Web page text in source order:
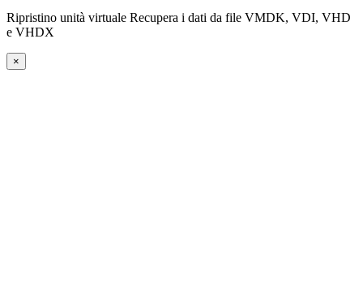
Ripristino unità virtuale Recupera i dati da file VMDK, VDI, VHD
e VHDX
×